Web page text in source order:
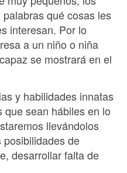
qué cosas les
interesan. Por lo
a un niño o niña
se mostrará en el
y habilidades innatas
sean hábiles en lo
llevándolos
de
desarrollar falta de